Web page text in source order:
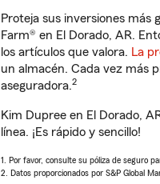
Proteja sus inversiones más
Farm® en El Dorado, AR.
los artículos que valora. La
un almacén. Cada vez más
aseguradora.2
Kim Dupree en El Dorado,
línea. ¡Es rápido y sencillo!
1. Por favor, consulte su póliza de seguro
2. Datos proporcionados por S&P Global